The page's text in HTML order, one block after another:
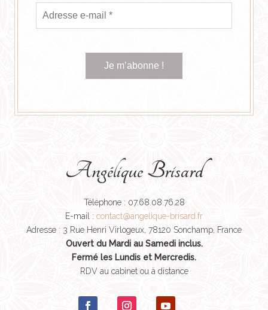
Angélique Brisard
Téléphone : 07.68.08.76.28
E-mail : contact@angelique-brisard.fr
Adresse : 3 Rue Henri Virlogeux, 78120 Sonchamp, France
Ouvert du Mardi au Samedi inclus.
Fermé les Lundis et Mercredis.
RDV au cabinet ou à distance